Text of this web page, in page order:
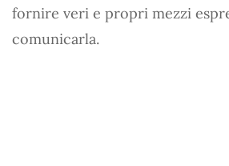
fornire veri e propri mezzi
comunicarla.